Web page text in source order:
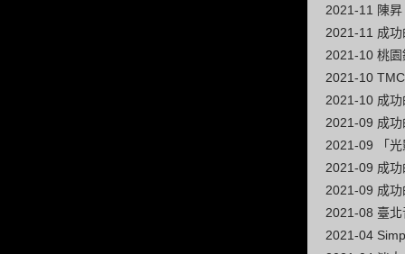
2021-11 陳
2021-11 成功
2021-10 桃
2021-10
2021-10 成
2021-09 成
2021-09 「光
2021-09 成
2021-09 成
2021-08 臺北
2021-04